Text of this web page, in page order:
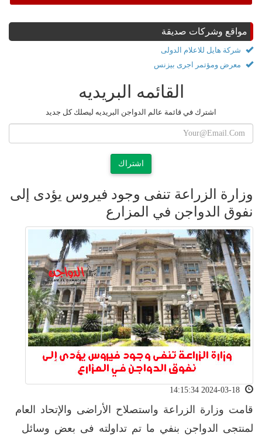
مواقع وشركات صديقة
شركة هايل للاعلام الدولى
معرض ومؤتمر اجرى بيزنس
القائمه البريديه
اشترك في قائمة عالم الدواجن البريديه ليصلك كل جديد
اشتراك
‫وزارة الزراعة تنفى وجود فيروس يؤدى إلى
نفوق الدواجن في المزارع
قامت وزارة الزراعة واستصلاح الأراضى والإتحاد العام
لمنتجى الدواجن بنفي ما تم تداولته فى بعض وسائل